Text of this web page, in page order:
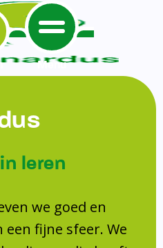
op school
(AC)
(MR)
Menu
leren
we goed en
fijne sfeer. We